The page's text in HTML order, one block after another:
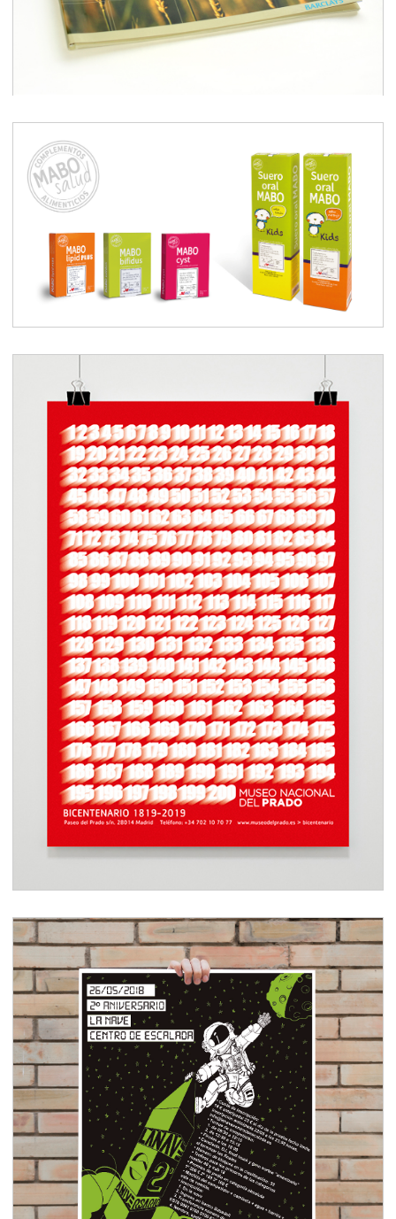
Complementos alimenticios
MABO Salud
Poster Bicentenario Museo
Nacional del Prado